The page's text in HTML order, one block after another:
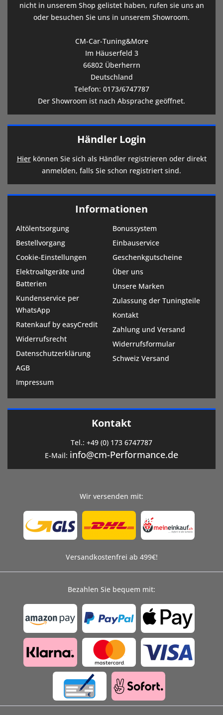
nicht in unserem Shop gelistet haben, rufen sie uns an
oder besuchen Sie uns in unserem Showroom.
CM-Car-Tuning&More
Im Häuserfeld 3
66802 Überherrn
Deutschland
Telefon: 0173/6747787
Der Showroom ist nach Absprache geöffnet.
Händler Login
Hierkönnen Sie sich als Händler registrieren oder direkt
anmelden, falls Sie schon registriert sind.
Informationen
Altölentsorgung
Bestellvorgang
Cookie-Einstellungen
Elektroaltgeräte und
Batterien
Kundenservice per
WhatsApp
Ratenkauf by easyCredit
Widerrufsrecht
Datenschutzerklärung
AGB
Impressum
Bonussystem
Einbauservice
Geschenkgutscheine
Über uns
Unsere Marken
Zulassung der Tuningteile
Kontakt
Zahlung und Versand
Widerrufsformular
Schweiz Versand
Kontakt
Tel.: +49 (0) 173 6747787
E-Mail: info@cm-Performance.de
Wir versenden mit:
Versandkostenfrei ab 499€!
Bezahlen Sie bequem mit: